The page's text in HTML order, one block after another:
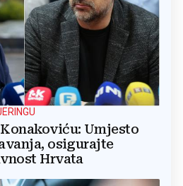
Umjesto
osigurajte
Hrvata